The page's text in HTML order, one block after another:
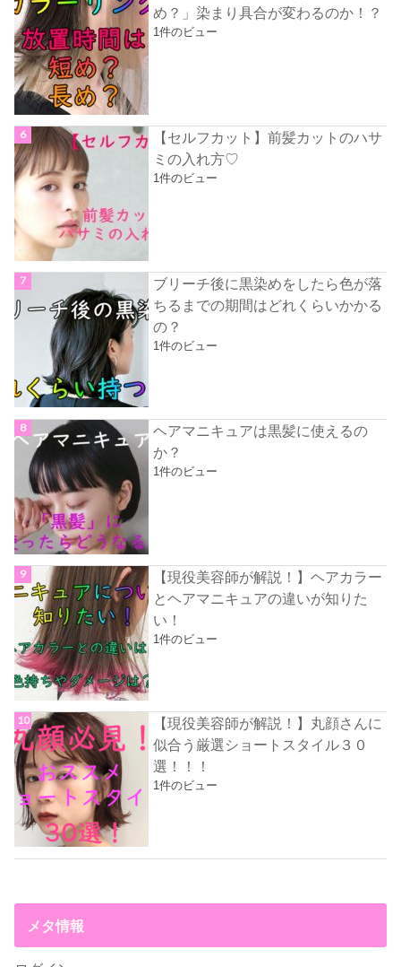
め？」染まり具合が変わるのか！？
1件のビュー
【セルフカット】前髪カットのハサ
ミの入れ方♡
1件のビュー
ブリーチ後に黒染めをしたら色が落
ちるまでの期間はどれくらいかかる
の？
1件のビュー
ヘアマニキュアは黒髪に使えるの
か？
1件のビュー
【現役美容師が解説！】ヘアカラー
とヘアマニキュアの違いが知りた
い！
1件のビュー
【現役美容師が解説！】丸顔さんに
似合う厳選ショートスタイル３０
選！！！
1件のビュー
メタ情報